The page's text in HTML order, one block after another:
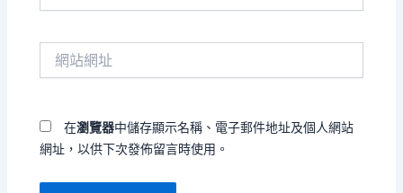
在瀏覽器中儲存顯示名稱、電子郵件地址及個人網站
網址，以供下次發佈留言時使用。